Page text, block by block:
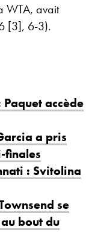
WTA, avait
[3], 6-3).
accède
a pris
finales
: Svitolina
se
bout du